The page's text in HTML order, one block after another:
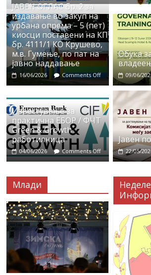
ЈАВЕН ОГЛАС бр. 2 за
издавање во закуп на
урбана опрема – 5 (пет)
киосци поставени на КП
бр. 4111/1 КО Крушево,
м.в. Гумење, по пат на
јавно наддавање
16/06/2026 Comments Off
Обука
09/06/
Известување за
практична ЕБОР / ФЧТ
Green & Growth
работилница
04/06/2026 Comments Off
Јавен
22/05/
Млади